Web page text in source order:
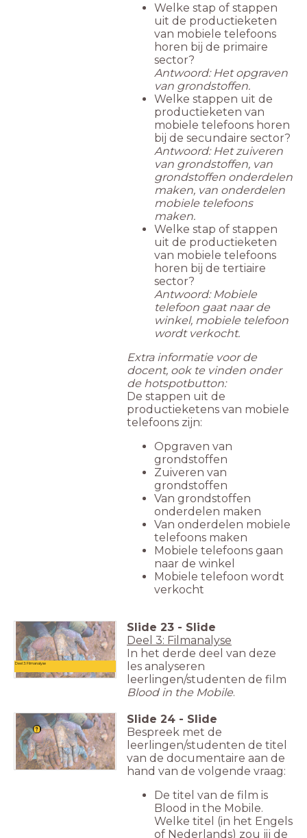
Welke stap of stappen
uit de productieketen
van mobiele telefoons
horen bij de primaire
sector?
Antwoord: Het opgraven
van grondstoffen.
Welke stappen uit de
productieketen van
mobiele telefoons horen
bij de secundaire sector?
Antwoord: Het zuiveren
van grondstoffen, van
grondstoffen onderdelen
maken, van onderdelen
mobiele telefoons
maken.
Welke stap of stappen
uit de productieketen
van mobiele telefoons
horen bij de tertiaire
sector?
Antwoord: Mobiele
telefoon gaat naar de
winkel, mobiele telefoon
wordt verkocht.
Extra informatie voor de
docent, ook te vinden onder
de hotspotbutton:
De stappen uit de
productieketens van mobiele
telefoons zijn:
Opgraven van
grondstoffen
Zuiveren van
grondstoffen
Van grondstoffen
onderdelen maken
Van onderdelen mobiele
telefoons maken
Mobiele telefoons gaan
naar de winkel
Mobiele telefoon wordt
verkocht
Deel 3: Filmanalyse
Slide 23 - Slide
Deel 3: Filmanalyse
In het derde deel van deze
les analyseren
leerlingen/studenten de film
Blood in the Mobile.
Slide 24 - Slide
Bespreek met de
leerlingen/studenten de titel
van de documentaire aan de
hand van de volgende vraag:
De titel van de film is
Blood in the Mobile.
Welke titel (in het Engels
of Nederlands) zou jij de